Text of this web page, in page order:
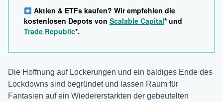
Aktien & ETFs kaufen? Wir empfehlen die
kostenlosen Depots von Scalable Capital* und
Trade Republic*.
Die Hoffnung auf Lockerungen und ein baldiges Ende des
Lockdowns sind begründet und lassen Raum für
Fantasien auf ein Wiedererstarkten der gebeutelten